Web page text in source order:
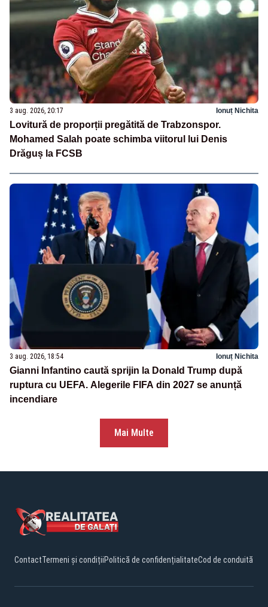
3 aug. 2026, 20:17 Ionuț Nichita
Lovitură de proporții pregătită de Trabzonspor.
Mohamed Salah poate schimba viitorul lui Denis
Drăguș la FCSB
3 aug. 2026, 18:54 Ionuț Nichita
Gianni Infantino caută sprijin la Donald Trump după
ruptura cu UEFA. Alegerile FIFA din 2027 se anunță
incendiare
Mai Multe
ContactTermeni și condițiiPolitică de confidențialitateCod de conduită